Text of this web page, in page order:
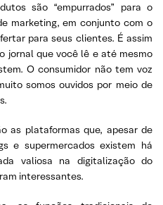
são “empurrados” para o
marketing, em conjunto com o
para seus clientes. É assim
jornal que você lê e até mesmo
O consumidor não tem voz
somos ouvidos por meio de
as plataformas que, apesar de
e supermercados existem há
valiosa na digitalização do
interessantes.